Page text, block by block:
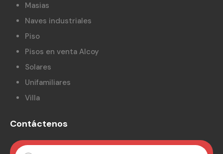
Masias
Naves industriales
Piso
Pisos en venta Alcoy
Solares
Unifamiliares
Villa
Contáctenos